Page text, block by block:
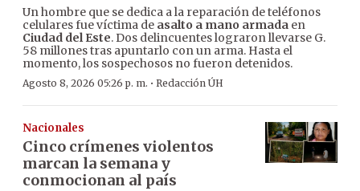
Un hombre que se dedica a la reparación de teléfonos
celulares fue víctima de asalto a mano armada en
Ciudad del Este. Dos delincuentes lograron llevarse G.
58 millones tras apuntarlo con un arma. Hasta el
momento, los sospechosos no fueron detenidos.
Agosto 8, 2026 05:26 p. m. · Redacción ÚH
Nacionales
Cinco crímenes violentos
marcan la semana y
conmocionan al país